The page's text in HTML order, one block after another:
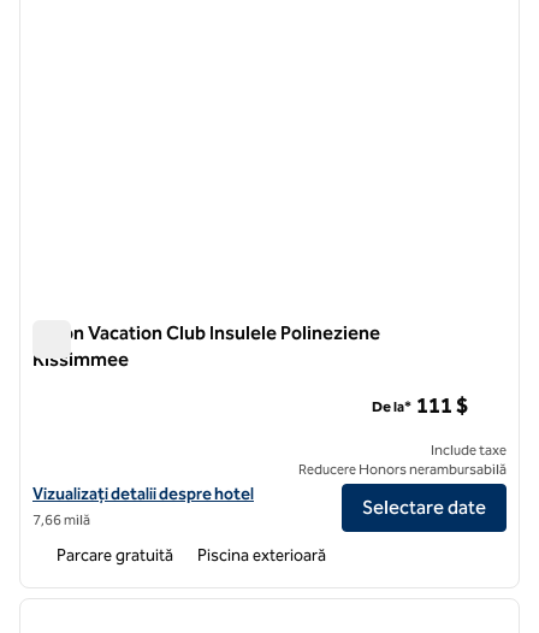
Hilton Vacation Club Insulele Polineziene
Kissimmee
Vizualizați detaliile hotelului pentru Hilton Vacation Club Polynesian
Vizualizați detalii despre hotel
7,66 milă
De la* 111 $
Include taxe
Reducere Honors nerambursabilă
Selectare date
Parcare gratuită Piscina exterioară
1 din 12